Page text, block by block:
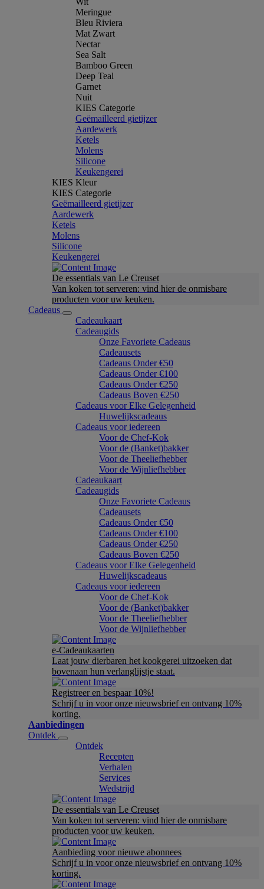
Meringue
Bleu Riviera
Mat Zwart
Nectar
Sea Salt
Bamboo Green
Deep Teal
Garnet
Nuit
KIES Categorie
Geëmailleerd gietijzer
Aardewerk
Ketels
Molens
Silicone
Keukengerei
KIES Kleur
KIES Categorie
Geëmailleerd gietijzer
Aardewerk
Ketels
Molens
Silicone
Keukengerei
De essentials van Le Creuset
Van koken tot serveren: vind hier de onmisbare
producten voor uw keuken.
Cadeaus
Cadeaukaart
Cadeaugids
Onze Favoriete Cadeaus
Cadeausets
Cadeaus Onder €50
Cadeaus Onder €100
Cadeaus Onder €250
Cadeaus Boven €250
Cadeaus voor Elke Gelegenheid
Huwelijkscadeaus
Cadeaus voor iedereen
Voor de Chef-Kok
Voor de (Banket)bakker
Voor de Theeliefhebber
Voor de Wijnliefhebber
Cadeaukaart
Cadeaugids
Onze Favoriete Cadeaus
Cadeausets
Cadeaus Onder €50
Cadeaus Onder €100
Cadeaus Onder €250
Cadeaus Boven €250
Cadeaus voor Elke Gelegenheid
Huwelijkscadeaus
Cadeaus voor iedereen
Voor de Chef-Kok
Voor de (Banket)bakker
Voor de Theeliefhebber
Voor de Wijnliefhebber
e-Cadeaukaarten
Laat jouw dierbaren het kookgerei uitzoeken dat
bovenaan hun verlanglijstje staat.
Registreer en bespaar 10%!
Schrijf u in voor onze nieuwsbrief en ontvang 10%
korting.
Aanbiedingen
Ontdek
Ontdek
Recepten
Verhalen
Services
Wedstrijd
De essentials van Le Creuset
Van koken tot serveren: vind hier de onmisbare
producten voor uw keuken.
Aanbieding voor nieuwe abonnees
Schrijf u in voor onze nieuwsbrief en ontvang 10%
korting.